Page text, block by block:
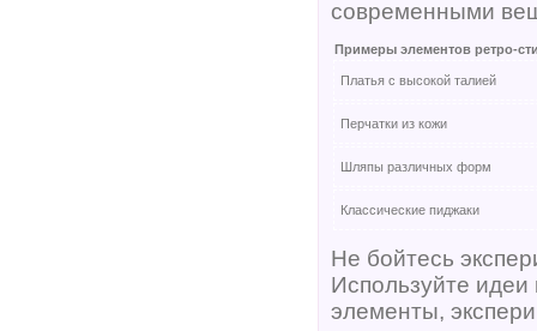
современными
Примеры элементов ретро-
Платья с высокой талией
Перчатки из кожи
Шляпы различных форм
Классические пиджаки
Не бойтесь
Используйте
элементы,